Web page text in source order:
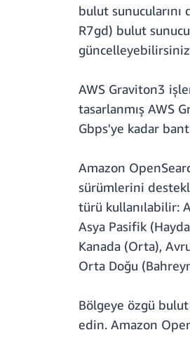
bulut
R7gd) bulut
AWS Graviton3
tasarlanmış AWS
Gbps'ye kadar
Amazon
sürümlerini
türü kullanılabilir:
Asya Pasifik
Kanada (Orta),
Orta Doğu
Bölgeye özgü
edin. Amazon